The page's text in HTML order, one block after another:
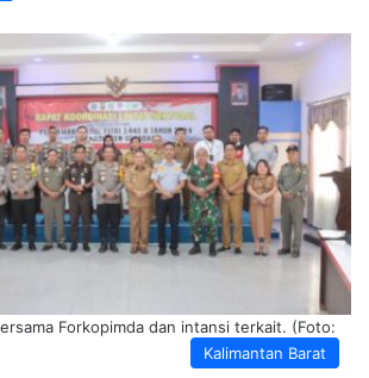
Kalimantan Barat
Forkopimda dan intansi terkait. (Foto: